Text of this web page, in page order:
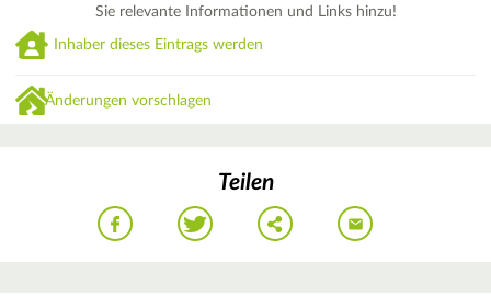
Sie relevante Informationen und Links hinzu!
Inhaber dieses Eintrags werden
Änderungen vorschlagen
Teilen